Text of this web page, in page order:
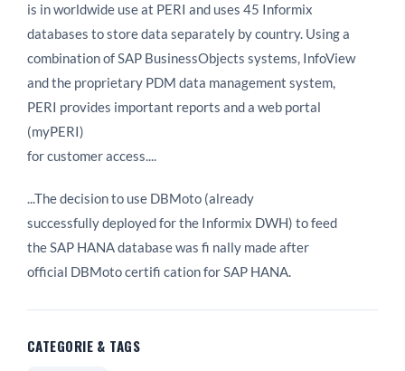
is in worldwide use at PERI and uses 45 Informix
databases to store data separately by country. Using a
combination of SAP BusinessObjects systems, InfoView
and the proprietary PDM data management system,
PERI provides important reports and a web portal
(myPERI)
for customer access....
...The decision to use DBMoto (already
successfully deployed for the Informix DWH) to feed
the SAP HANA database was fi nally made after
official DBMoto certifi cation for SAP HANA.
CATEGORIE & TAGS